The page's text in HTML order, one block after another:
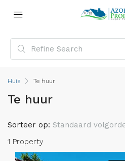
Huis Te huur
Te huur
1 Property
Sorteer op: Standaard